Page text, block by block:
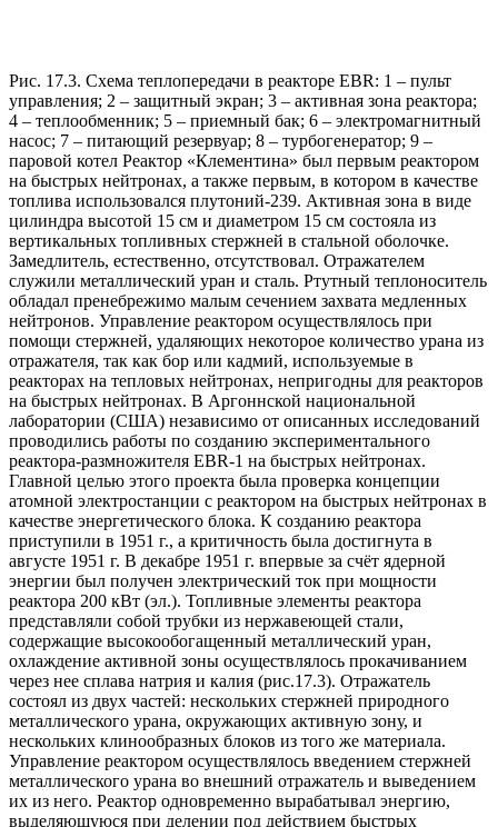
Рис. 17.3. Схема теплопередачи в реакторе EBR: 1 – пульт
управления; 2 – защитный экран; 3 – активная зона реактора;
4 – теплообменник; 5 – приемный бак; 6 – электромагнитный
насос; 7 – питающий резервуар; 8 – турбогенератор; 9 –
паровой котел Реактор «Клементина» был первым реактором
на быстрых нейтронах, а также первым, в котором в качестве
топлива использовался плутоний-239. Активная зона в виде
цилиндра высотой 15 см и диаметром 15 см состояла из
вертикальных топливных стержней в стальной оболочке.
Замедлитель, естественно, отсутствовал. Отражателем
служили металлический уран и сталь. Ртутный теплоноситель
обладал пренебрежимо малым сечением захвата медленных
нейтронов. Управление реактором осуществлялось при
помощи стержней, удаляющих некоторое количество урана из
отражателя, так как бор или кадмий, используемые в
реакторах на тепловых нейтронах, непригодны для реакторов
на быстрых нейтронах. В Аргоннской национальной
лаборатории (США) независимо от описанных исследований
проводились работы по созданию экспериментального
реактора-размножителя EBR-1 на быстрых нейтронах.
Главной целью этого проекта была проверка концепции
атомной электростанции с реактором на быстрых нейтронах в
качестве энергетического блока. К созданию реактора
приступили в 1951 г., а критичность была достигнута в
августе 1951 г. В декабре 1951 г. впервые за счёт ядерной
энергии был получен электрический ток при мощности
реактора 200 кВт (эл.). Топливные элементы реактора
представляли собой трубки из нержавеющей стали,
содержащие высокообогащенный металлический уран,
охлаждение активной зоны осуществлялось прокачиванием
через нее сплава натрия и калия (рис.17.3). Отражатель
состоял из двух частей: нескольких стержней природного
металлического урана, окружающих активную зону, и
нескольких клинообразных блоков из того же материала.
Управление реактором осуществлялось введением стержней
металлического урана во внешний отражатель и выведением
их из него. Реактор одновременно вырабатывал энергию,
выделяющуюся при делении под действием быстрых